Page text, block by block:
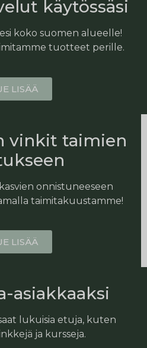
käytössäsi
koko suomen alueelle!
tuotteet perille.
LISÄÄ
vinkit taimien
onnistuneeseen
taimitakuustamme!
LISÄÄ
asiakkaaksi
lukuisia etuja, kuten
ja kursseja.